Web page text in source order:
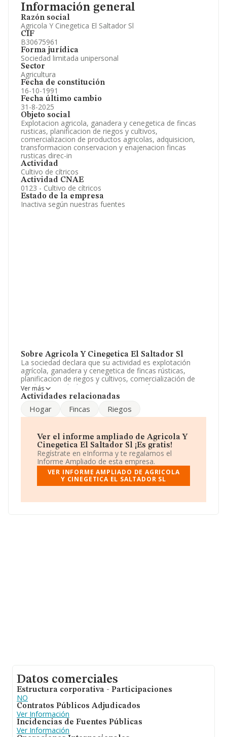
Información general
Razón social
Agricola Y Cinegetica El Saltador Sl
CIF
B30675961
Forma jurídica
Sociedad limitada unipersonal
Sector
Agricultura
Fecha de constitución
16-10-1991
Fecha último cambio
31-8-2025
Objeto social
Explotacion agricola, ganadera y cenegetica de fincas
rusticas, planificacion de riegos y cultivos,
comercializacion de productos agricolas, adquisicion,
transformacion conservacion y enajenacion fincas
rusticas direc-in
Actividad
Cultivo de cítricos
Actividad CNAE
0123 - Cultivo de cítricos
Estado de la empresa
Inactiva según nuestras fuentes
Sobre Agricola Y Cinegetica El Saltador Sl
La sociedad declara que su actividad es explotación
agrícola, ganadera y cenegetica de fincas rústicas,
planificacion de riegos y cultivos, comercialización de
productos agrícolas, adquisición, transformacion
conservación y enajenación fincas rústicas direc-in. La
Sociedad Limitada. La actividad de referencia CNAE
corresponde a 'Cultivo de cítricos', cuyo Código es 0123.
Para más información es posible contactar a través del
teléfono 968537453.
La empresa españolaAgrícola y Cinegetica El
Saltador S.L, con número de identificación fiscal
B30675961, en el municipio de Vilallonga, en Valencia,
Ver más
Actividades relacionadas
Hogar Fincas Riegos
Ver el informe ampliado de Agricola Y
Cinegetica El Saltador Sl ¡Es gratis!
Regístrate en eInforma y te regalamos el
Informe Ampliado de esta empresa.
VER INFORME AMPLIADO DE AGRICOLA
Y CINEGETICA EL SALTADOR SL
Información oficial y registral complementaria.
Datos comerciales
Estructura corporativa - Participaciones
NO
Contratos Públicos Adjudicados
Ver Información
Incidencias de Fuentes Públicas
Ver Información